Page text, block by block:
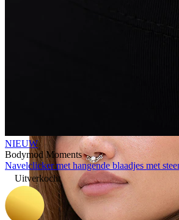
NIEUW
Bodymod Moments
Navelclicker met hangende blaadjes met
Uitverkocht